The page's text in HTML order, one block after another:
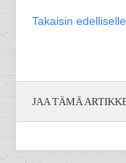
Takaisin
JAA TÄMÄ